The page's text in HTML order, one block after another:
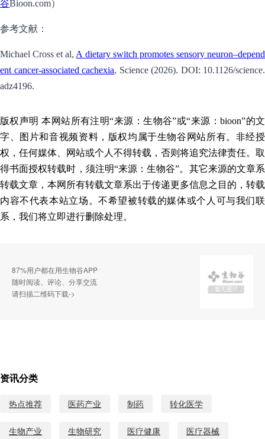
谷Bioon.com）
参考文献：
Michael Cross et al,A dietary switch promotes sensory neuron–depend
ent cancer-associated cachexia, Science (2026). DOI: 10.1126/science.
adz4196.
版权声明 本网站所有注明“来源：生物谷”或“来源：bioon”的文
字、图片和音视频资料，版权均属于生物谷网站所有。非经授
权，任何媒体、网站或个人不得转载，否则将追究法律责任。取
得书面授权转载时，须注明“来源：生物谷”。其它来源的文章系
转载文章，本网所有转载文章系出于传递更多信息之目的，转载
内容不代表本站立场。不希望被转载的媒体或个人可与我们联
系，我们将立即进行删除处理。
87%用户都在用生物谷APP
随时阅读、评论、分享交流
请扫描二维码下载->
资讯分类
热点推荐 医药产业 制药 转化医学
生物产业 生物研究 医疗健康 医疗器械